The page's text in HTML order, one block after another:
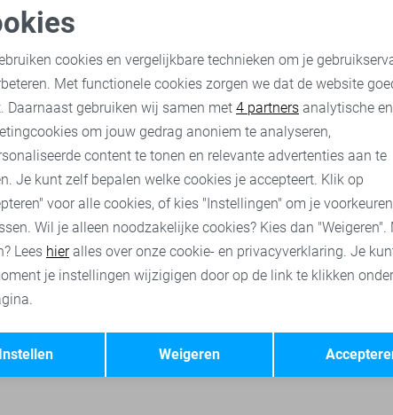
en verfijnde details: de Boho
is niet meer weg te denken
Ook...
het teken van Western Ease.
perfect aansluit bij vrouwen
een vrouwelijke stijl...
Ontdek nu
cookies
cookies Marketing cookies
Terug Opslaan
cookies en vergelijkbare technieken om je
Met functionele cookies zorgen we dat de website
Daarnaast gebruiken wij samen met 4 partners analytische en
om jouw gedrag anoniem te analyseren,
content te tonen en relevante advertenties aan te
Je kunt zelf bepalen welke cookies je accepteert. Klik op
voor alle cookies, of kies "Instellingen" om je
Wil je alleen noodzakelijke cookies? Kies dan "Weigeren".
Lees hieralles over onze cookie- en privacyverklaring. Je
je instellingen wijzigigen door op de link te klikken
Weigeren
Instellen